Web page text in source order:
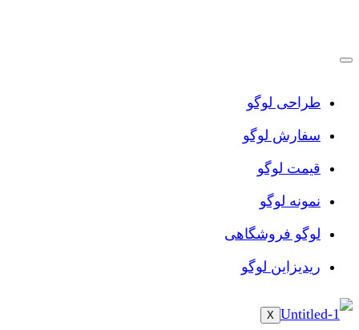
طراحی لوگو
سفارش لوگو
قیمت لوگو
نمونه لوگو
لوگو فروشگاهی
ریدیزاین لوگو
X